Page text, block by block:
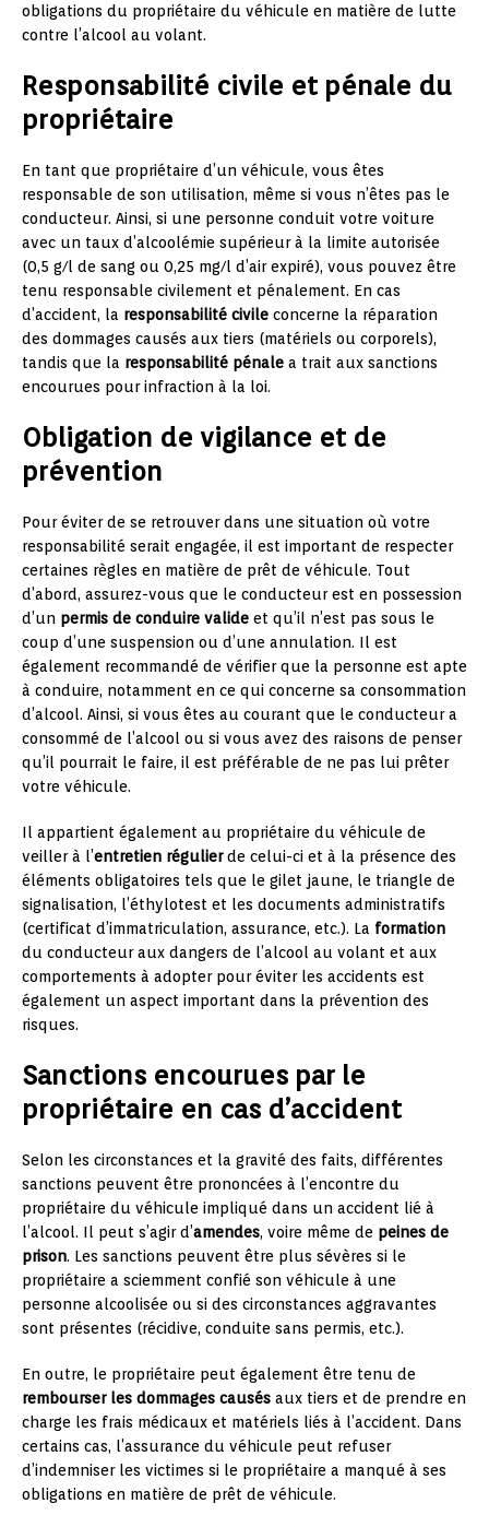
obligations du propriétaire du véhicule en matière de lutte
contre l’alcool au volant.
Responsabilité civile et pénale du
propriétaire
En tant que propriétaire d’un véhicule, vous êtes
responsable de son utilisation, même si vous n’êtes pas le
conducteur. Ainsi, si une personne conduit votre voiture
avec un taux d’alcoolémie supérieur à la limite autorisée
(0,5 g/l de sang ou 0,25 mg/l d’air expiré), vous pouvez être
tenu responsable civilement et pénalement. En cas
d’accident, la responsabilité civile concerne la réparation
des dommages causés aux tiers (matériels ou corporels),
tandis que la responsabilité pénale a trait aux sanctions
encourues pour infraction à la loi.
Obligation de vigilance et de
prévention
Pour éviter de se retrouver dans une situation où votre
responsabilité serait engagée, il est important de respecter
certaines règles en matière de prêt de véhicule. Tout
d’abord, assurez-vous que le conducteur est en possession
d’un permis de conduire valide et qu’il n’est pas sous le
coup d’une suspension ou d’une annulation. Il est
également recommandé de vérifier que la personne est apte
à conduire, notamment en ce qui concerne sa consommation
d’alcool. Ainsi, si vous êtes au courant que le conducteur a
consommé de l’alcool ou si vous avez des raisons de penser
qu’il pourrait le faire, il est préférable de ne pas lui prêter
votre véhicule.
Il appartient également au propriétaire du véhicule de
veiller à l’entretien régulierde celui-ci et à la présence des
éléments obligatoires tels que le gilet jaune, le triangle de
signalisation, l’éthylotest et les documents administratifs
(certificat d’immatriculation, assurance, etc.). La formation
du conducteur aux dangers de l’alcool au volant et aux
comportements à adopter pour éviter les accidents est
également un aspect important dans la prévention des
risques.
Sanctions encourues par le
propriétaire en cas d’accident
Selon les circonstances et la gravité des faits, différentes
sanctions peuvent être prononcées à l’encontre du
propriétaire du véhicule impliqué dans un accident lié à
l’alcool. Il peut s’agir d’amendes, voire même de peines de
prison. Les sanctions peuvent être plus sévères si le
propriétaire a sciemment confié son véhicule à une
personne alcoolisée ou si des circonstances aggravantes
sont présentes (récidive, conduite sans permis, etc.).
En outre, le propriétaire peut également être tenu de
rembourser les dommages causés aux tiers et de prendre en
charge les frais médicaux et matériels liés à l’accident. Dans
certains cas, l’assurance du véhicule peut refuser
d’indemniser les victimes si le propriétaire a manqué à ses
obligations en matière de prêt de véhicule.